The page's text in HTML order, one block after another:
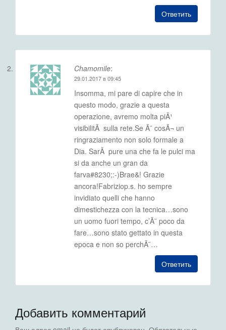
Ответить
Chamomile:
29.01.2017 в 09:45
Insomma, mi pare di capire che in
questo modo, grazie a questa
operazione, avremo molta piÃ¹
visibilitÃ sulla rete.Se Ã¨ cosÃ¬ un
ringraziamento non solo formale a
Dia. SarÃ pure una che fa le pulci ma
si da anche un gran da
farva#8230;:-)Brae&! Grazie
ancora!Fabriziop.s. ho sempre
invidiato quelli che hanno
dimestichezza con la tecnica…sono
un uomo fuori tempo, c’Ã¨ poco da
fare…sono stato gettato in questa
epoca e non so perchÃ¨…
Ответить
Добавить комментарий